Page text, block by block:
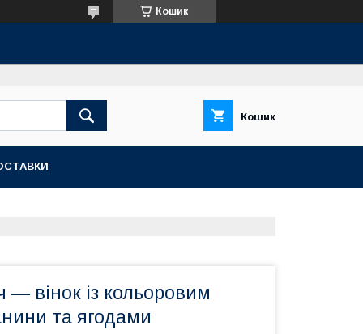
Кошик
Кошик
— вінок із кольоровим
та ягодами